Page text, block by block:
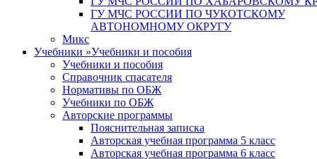
ГУ МЧС РОССИИ ПО ЧУКОТСКОМУ
АВТОНОМНОМУ ОКРУГУ
Микс
Учебники »Учебники и пособия
Учебники и пособия
Справочник спасателя
Нормативы по ОБЖ
Учебники по ОБЖ
Авторские программы
Пояснительная записка
Авторская учебная программа 5 класс
Авторская учебная программа 6 класс